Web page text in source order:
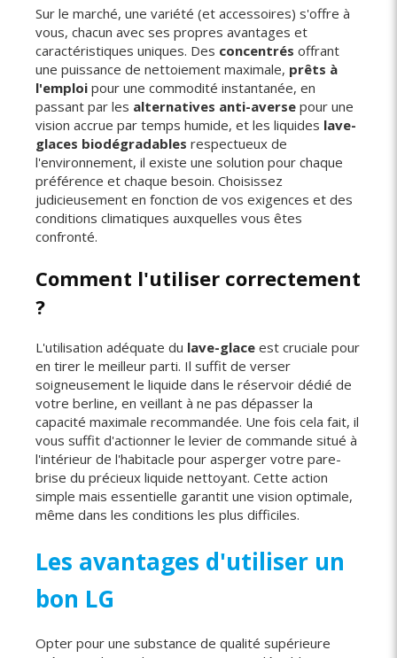
Sur le marché, une variété (et accessoires) s'offre à
vous, chacun avec ses propres avantages et
caractéristiques uniques. Des concentrés offrant
une puissance de nettoiement maximale, prêts à
l'emploi pour une commodité instantanée, en
passant par les alternatives anti-averse pour une
vision accrue par temps humide, et les liquides lave-
glaces biodégradables respectueux de
l'environnement, il existe une solution pour chaque
préférence et chaque besoin. Choisissez
judicieusement en fonction de vos exigences et des
conditions climatiques auxquelles vous êtes
confronté.
Comment l'utiliser correctement
?
L'utilisation adéquate du lave-glace est cruciale pour
en tirer le meilleur parti. Il suffit de verser
soigneusement le liquide dans le réservoir dédié de
votre berline, en veillant à ne pas dépasser la
capacité maximale recommandée. Une fois cela fait, il
vous suffit d'actionner le levier de commande situé à
l'intérieur de l'habitacle pour asperger votre pare-
brise du précieux liquide nettoyant. Cette action
simple mais essentielle garantit une vision optimale,
même dans les conditions les plus difficiles.
Les avantages d'utiliser un
bon LG
Opter pour une substance de qualité supérieure